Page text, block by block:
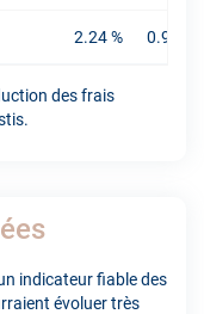
2.24 % 0.94 %
des frais
indicateur fiable des
évoluer très